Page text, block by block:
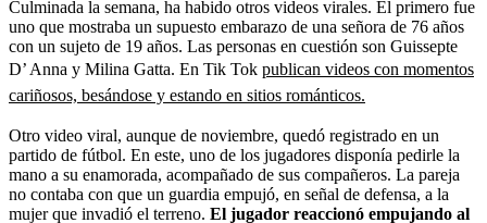
Culminada la semana, ha habido otros videos virales. El primero fue
uno que mostraba un supuesto embarazo de una señora de 76 años
con un sujeto de 19 años. Las personas en cuestión son Guissepte
D’ Anna y Milina Gatta. En Tik Tok publican videos con momentos
cariñosos, besándose y estando en sitios románticos.
Otro video viral, aunque de noviembre, quedó registrado en un
partido de fútbol. En este, uno de los jugadores disponía pedirle la
mano a su enamorada, acompañado de sus compañeros. La pareja
no contaba con que un guardia empujó, en señal de defensa, a la
mujer que invadió el terreno. El jugador reaccionó empujando al